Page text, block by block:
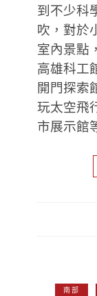
到不少科
吹，對於
室內景點
高雄科工
開門探索
玩太空飛
市展示館
南部